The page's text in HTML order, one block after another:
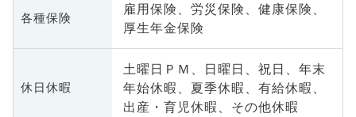
各種保険
雇用保険、労災保険、健康保険、
厚生年金保険
休日休暇
土曜日ＰＭ、日曜日、祝日、年末
年始休暇、夏季休暇、有給休暇、
出産・育児休暇、その他休暇